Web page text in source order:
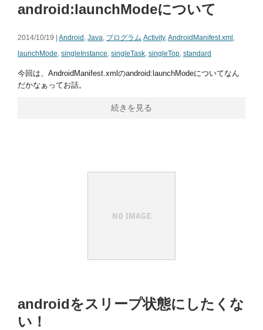
android:launchModeについて
2014/10/19 | Android , Java, プログラム Activity,AndroidManifest.xml ,
launchMode, singleInstance, singleTask, singleTop, standard
今回は、AndroidManifest.xmlのandroid:launchModeについてなん
だかなぁってお話。
続きを見る
androidをスリープ状態にしたくな
い！